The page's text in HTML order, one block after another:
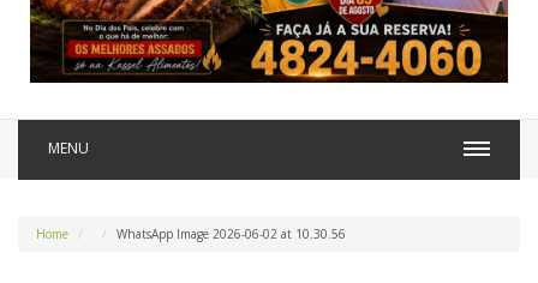
MENU
Home WhatsApp Image 2026-06-02 at 10.30.56